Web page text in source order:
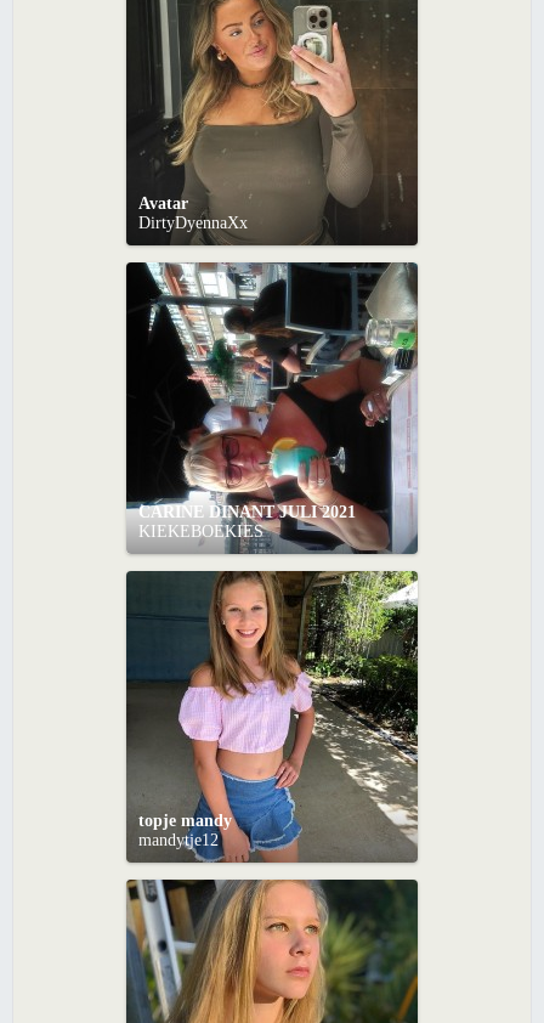
Avatar
DirtyDyennaXx
CARINE DINANT JULI 2021
KIEKEBOEKIES
topje mandy
mandytje12